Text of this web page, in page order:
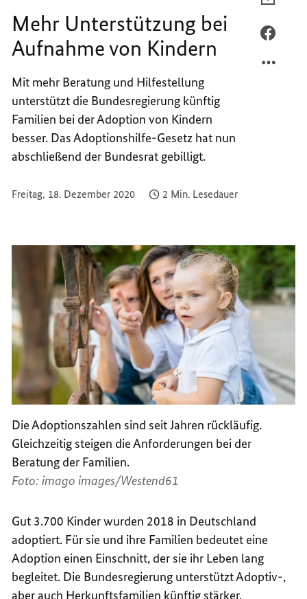
Mehr Unterstützung bei
Aufnahme von Kindern
Mit mehr Beratung und Hilfestellung
unterstützt die Bundesregierung künftig
Familien bei der Adoption von Kindern
besser. Das Adoptionshilfe-Gesetz hat nun
abschließend der Bundesrat gebilligt.
Freitag, 18. Dezember 2020 2 Min. Lesedauer
Die Adoptionszahlen sind seit Jahren rückläufig.
Gleichzeitig steigen die Anforderungen bei der
Beratung der Familien.
Foto: imago images/Westend61
Gut 3.700 Kinder wurden 2018 in Deutschland
adoptiert. Für sie und ihre Familien bedeutet eine
Adoption einen Einschnitt, der sie ihr Leben lang
begleitet. Die Bundesregierung unterstützt Adoptiv-,
aber auch Herkunftsfamilien künftig stärker.